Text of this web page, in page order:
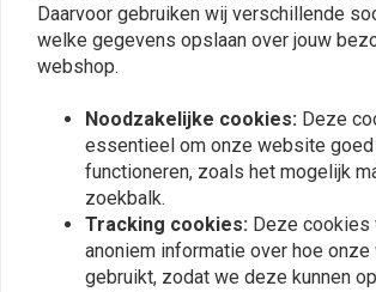
Warrior-Zadeltas
€265,20
Cruis'n
Daarvoor gebruiken wij verschillende
welke gegevens opslaan over jouw
webshop.
Noodzakelijke cookies: Deze
essentieel om onze website
functioneren, zoals het mogelijk
zoekbalk.
Tracking cookies: Deze cookies
anoniem informatie over hoe
gebruikt, zodat we deze kunnen